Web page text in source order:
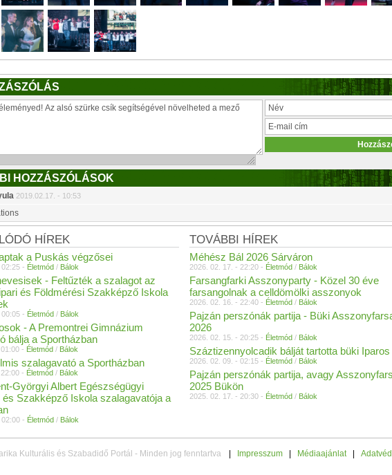
HOZZÁSZÓLÁSOK
2019.02.17. - 10:53
TOVÁBBI HÍREK
Méhész Bál 2026 Sárváron
2026. 02. 17. - 22:20 - Életmód / Bálok
Farsangfarki Asszonyparty - Közel 30 éve
farsangolnak a celldömölki asszonyok
2026. 02. 16. - 22:40 - Életmód / Bálok
Pajzán perszónák partija - Büki
2026
2026. 02. 15. - 20:25 - Életmód / Bálok
Száztizennyolcadik bálját tartotta büki
2026. 02. 09. - 02:15 - Életmód / Bálok
Pajzán perszónák partija, avagy
2025 Bükön
2025. 02. 17. - 20:30 - Életmód / Bálok
HÍREK
a Puskás végzősei
- Életmód / Bálok
- Feltűzték a szalagot az
és Földmérési Szakképző Iskola
- Életmód / Bálok
- A Premontrei Gimnázium
bálja a Sportházban
- Életmód / Bálok
szalagavató a Sportházban
- Életmód / Bálok
Györgyi Albert Egészségügyi
és Szakképző Iskola szalagavatója a
- Életmód / Bálok
Kulturális és Szabadidő Portál - Minden jog fenntartva Impresszum Médiaajánlat